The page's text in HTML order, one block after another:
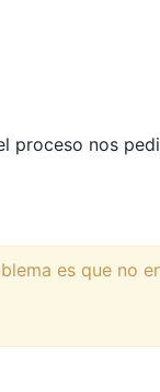
proceso nos
es que no